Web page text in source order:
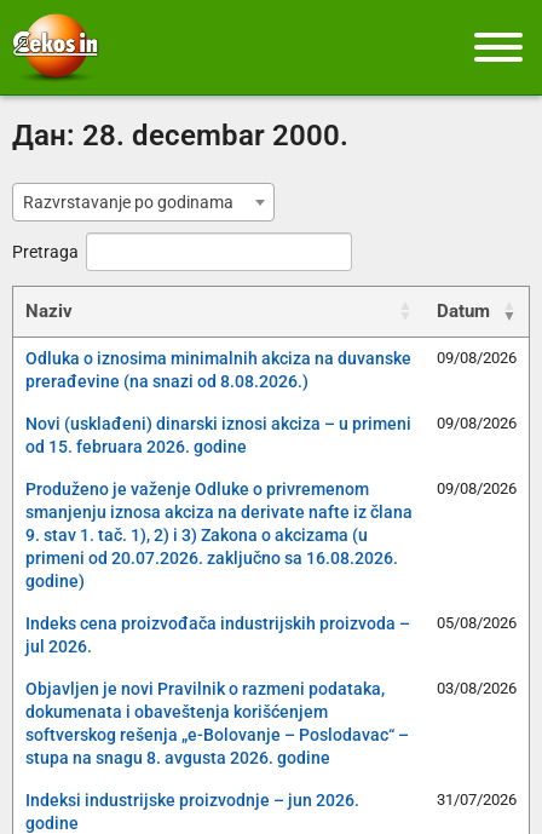
Дан: 28. decembar 2000.
Razvrstavanje po godinama
Pretraga
Naziv Datum
Odluka o iznosima minimalnih akciza na duvanske
prerađevine (na snazi od 8.08.2026.)
09/08/2026
Novi (usklađeni) dinarski iznosi akciza – u primeni
od 15. februara 2026. godine
09/08/2026
Produženo je važenje Odluke o privremenom
smanjenju iznosa akciza na derivate nafte iz člana
9. stav 1. tač. 1), 2) i 3) Zakona o akcizama (u
primeni od 20.07.2026. zaključno sa 16.08.2026.
godine)
09/08/2026
Indeks cena proizvođača industrijskih proizvoda –
jul 2026.
05/08/2026
Objavljen je novi Pravilnik o razmeni podataka,
dokumenata i obaveštenja korišćenjem
softverskog rešenja „e-Bolovanje – Poslodavac“ –
stupa na snagu 8. avgusta 2026. godine
03/08/2026
Indeksi industrijske proizvodnje – jun 2026.
godine
31/07/2026